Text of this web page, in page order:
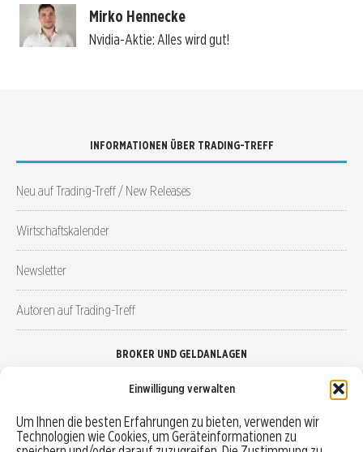
Einwilligung verwalten
Um Ihnen die besten Erfahrungen zu bieten, verwenden wir
Technologien wie Cookies, um Geräteinformationen zu
Mirko Hennecke
Nvidia-Aktie: Alles wird gut!
INFORMATIONEN ÜBER TRADING-TREFF
Neu auf Trading-Treff / New Releases
Wirtschaftskalender
Newsletter
Autoren auf Trading-Treff
BROKER UND GELDANLAGEN
Robo-Advisor vergleichen